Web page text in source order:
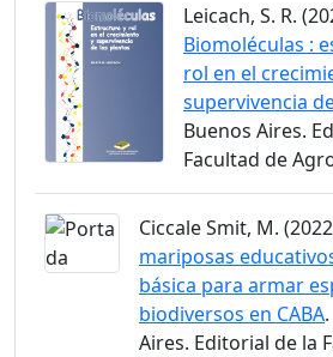
Leicach, S. R.
Biomoléculas :
rol en el
supervivencia
Buenos Aires.
Facultad de
Ciccale Smit, M.
mariposas
básica para armar
biodiversos en CABA
Aires. Editorial de la